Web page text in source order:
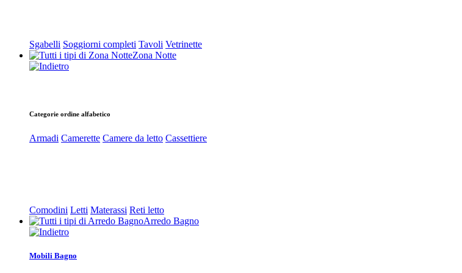
Sgabelli Soggiorni completi Tavoli Vetrinette
Zona Notte
Categorie ordine alfabetico
Armadi Camerette Camere da letto Cassettiere
Comodini Letti Materassi Reti letto
Arredo Bagno
Mobili Bagno